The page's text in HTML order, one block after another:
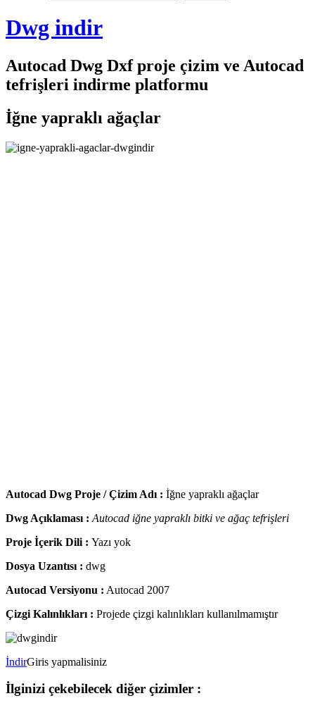
Dwg indir
Autocad Dwg Dxf proje çizim ve Autocad
tefrişleri indirme platformu
İğne yapraklı ağaçlar
Autocad Dwg Proje / Çizim Adı : İğne yapraklı ağaçlar
Dwg Açıklaması : Autocad iğne yapraklı bitki ve ağaç tefrişleri
Proje İçerik Dili : Yazı yok
Dosya Uzantısı : dwg
Autocad Versiyonu : Autocad 2007
Çizgi Kalınlıkları : Projede çizgi kalınlıkları kullanılmamıştır
İndirGiris yapmalisiniz
İlginizi çekebilecek diğer çizimler :